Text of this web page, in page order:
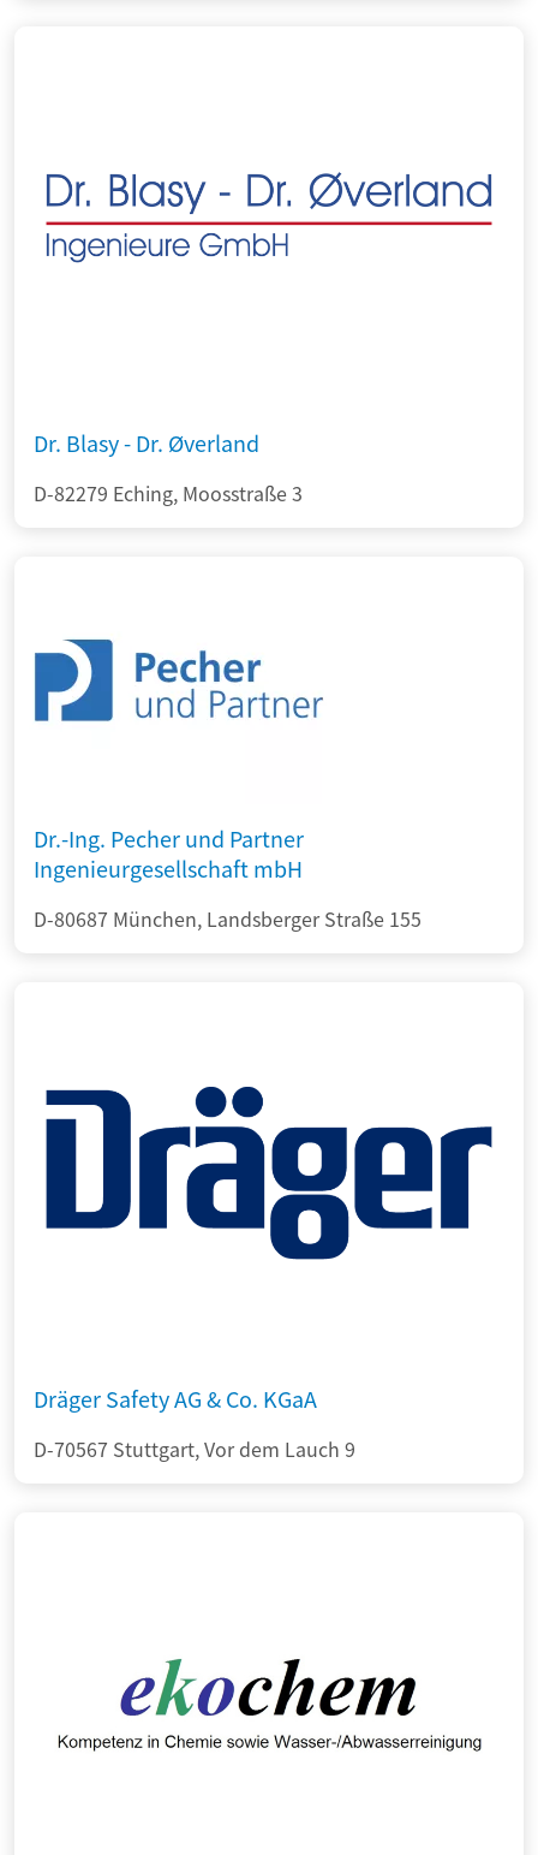
Dr. Blasy - Dr. Øverland
D-82279 Eching, Moosstraße 3
Dr.-Ing. Pecher und Partner
Ingenieurgesellschaft mbH
D-80687 München, Landsberger Straße 155
Dräger Safety AG & Co. KGaA
D-70567 Stuttgart, Vor dem Lauch 9